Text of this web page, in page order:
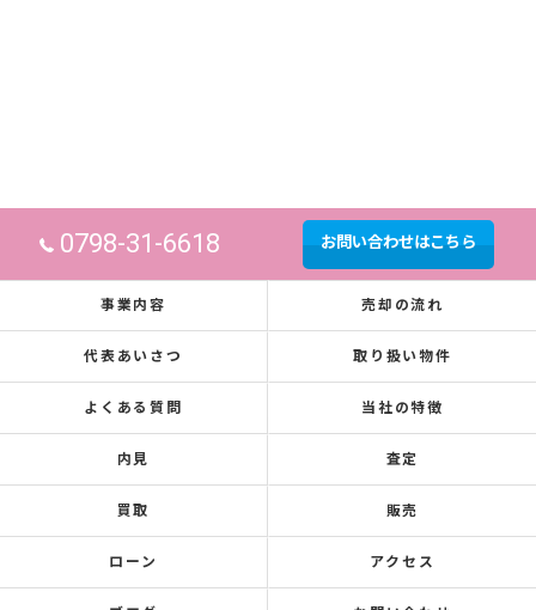
0798-31-6618 お問い合わせはこちら
事業内容 売却の流れ
代表あいさつ 取り扱い物件
よくある質問 当社の特徴
内見 査定
買取 販売
ローン アクセス